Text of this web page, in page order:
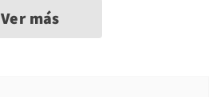
Ver más